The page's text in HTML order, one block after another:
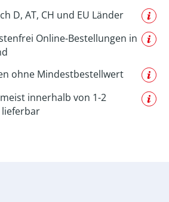
D, AT, CH und EU Länder
Online-Bestellungen in
ohne Mindestbestellwert
innerhalb von 1-2
lieferbar